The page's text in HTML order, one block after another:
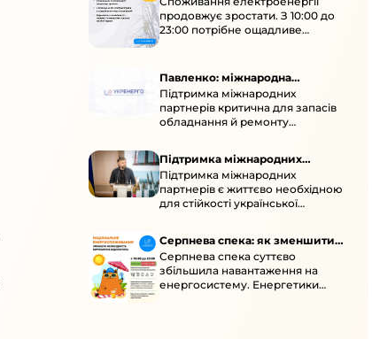
споживання зростає
продовжує зростати. З 10:00 до
23:00 потрібне ощадливе
енергоспоживання, а
перенести на нічні години.
Павленко: міжнародна
підтримка для стійкості
енергосистеми
Підтримка міжнародних
партнерів критична для запасів
обладнання й ремонту
Підтримка міжнародних
партнерів для стійкості
енергосистеми
Підтримка міжнародних
партнерів є життєво необхідною
для стійкості української
наступної зими.
Серпнева спека: як зменшити
навантаження
Серпнева спека суттєво
збільшила навантаження на
енергосистему. Енергетики